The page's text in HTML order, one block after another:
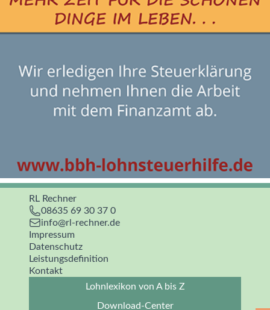
RL Rechner
08635 69 30 37 0
info@rl-rechner.de
Impressum
Datenschutz
Leistungsdefinition
Kontakt
Lohnlexikon von A bis Z
Download-Center